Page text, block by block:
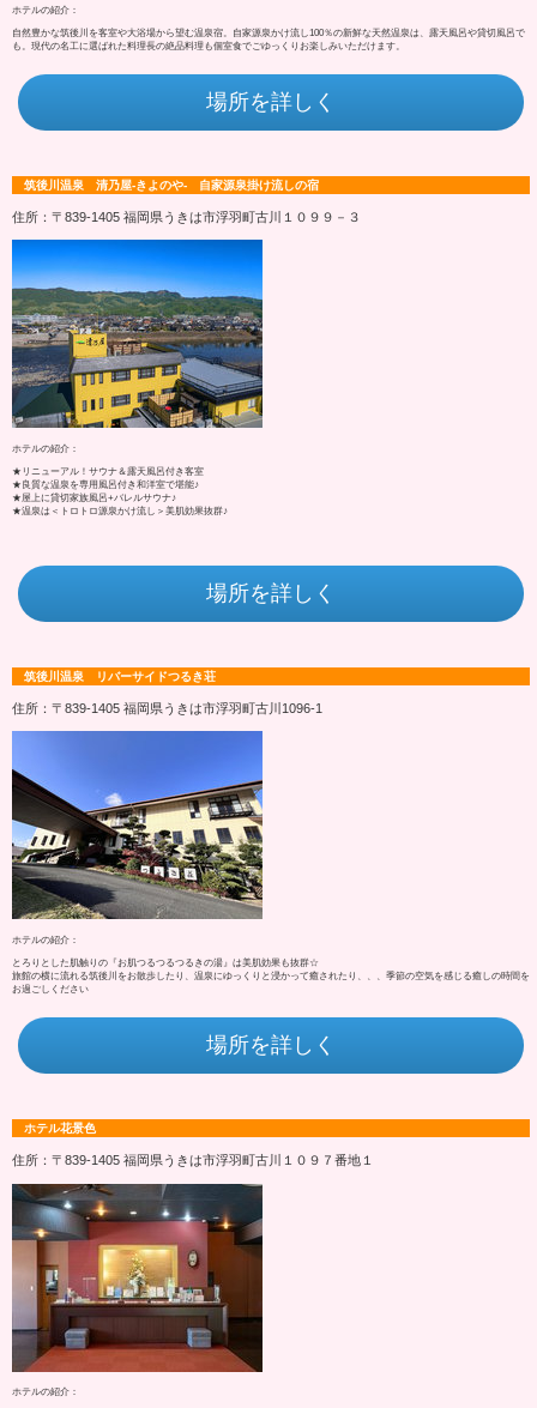
ホテルの紹介：
自然豊かな筑後川を客室や大浴場から望む温泉宿。自家源泉かけ流し100％の新鮮な天然温泉は、露天風呂や貸切風呂で
も。現代の名工に選ばれた料理長の絶品料理も個室食でごゆっくりお楽しみいただけます。
場所を詳しく
筑後川温泉 清乃屋-きよのや- 自家源泉掛け流しの宿
住所：〒839-1405 福岡県うきは市浮羽町古川１０９９－３
ホテルの紹介：
★リニューアル！サウナ＆露天風呂付き客室
★良質な温泉を専用風呂付き和洋室で堪能♪
★屋上に貸切家族風呂+バレルサウナ♪
★温泉は＜トロトロ源泉かけ流し＞美肌効果抜群♪
場所を詳しく
筑後川温泉 リバーサイドつるき荘
住所：〒839-1405 福岡県うきは市浮羽町古川1096‐1
ホテルの紹介：
とろりとした肌触りの『お肌つるつるつるきの湯』は美肌効果も抜群☆
旅館の横に流れる筑後川をお散歩したり、温泉にゆっくりと浸かって癒されたり、、、季節の空気を感じる癒しの時間を
お過ごしください
場所を詳しく
ホテル花景色
住所：〒839-1405 福岡県うきは市浮羽町古川１０９７番地１
ホテルの紹介：